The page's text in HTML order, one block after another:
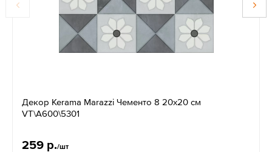
Декор Kerama Marazzi Чементо 8 20x20 см
VT\A600\5301
259 р./шт